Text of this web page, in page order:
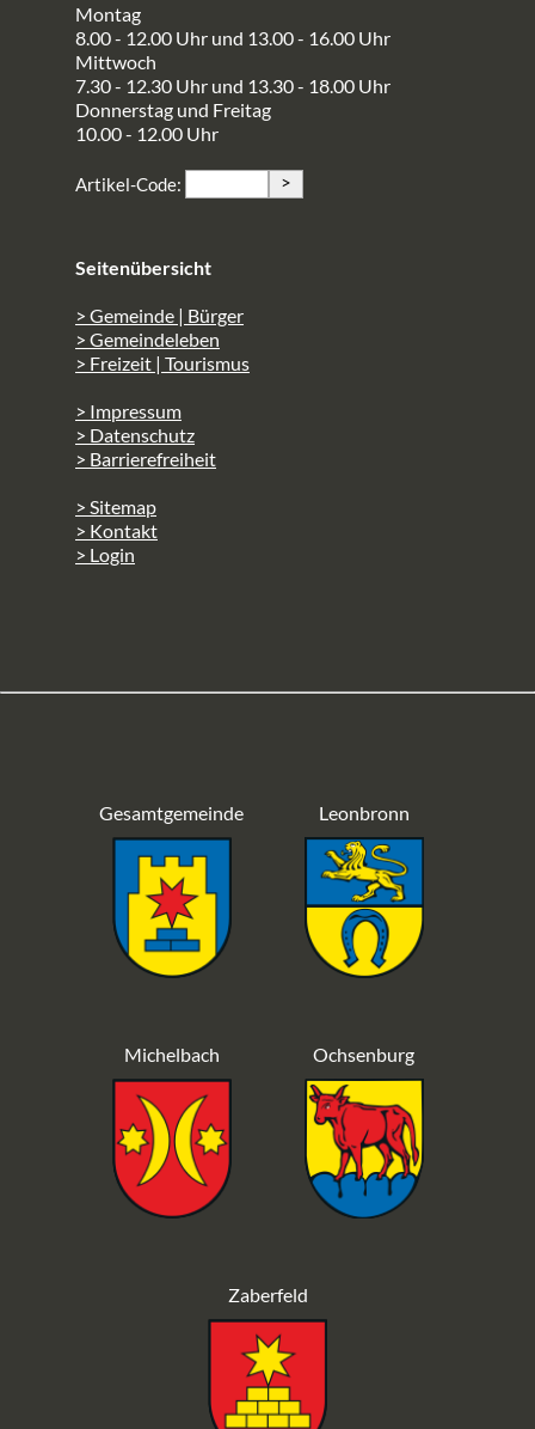
Montag
8.00 - 12.00 Uhr und 13.00 - 16.00 Uhr
Mittwoch
7.30 - 12.30 Uhr und 13.30 - 18.00 Uhr
Donnerstag und Freitag
10.00 - 12.00 Uhr
Artikel-Code: >
Seitenübersicht
> Gemeinde | Bürger
> Gemeindeleben
> Freizeit | Tourismus
> Impressum
> Datenschutz
> Barrierefreiheit
> Sitemap
> Kontakt
> Login
Gesamtgemeinde Leonbronn
Michelbach Ochsenburg
Zaberfeld